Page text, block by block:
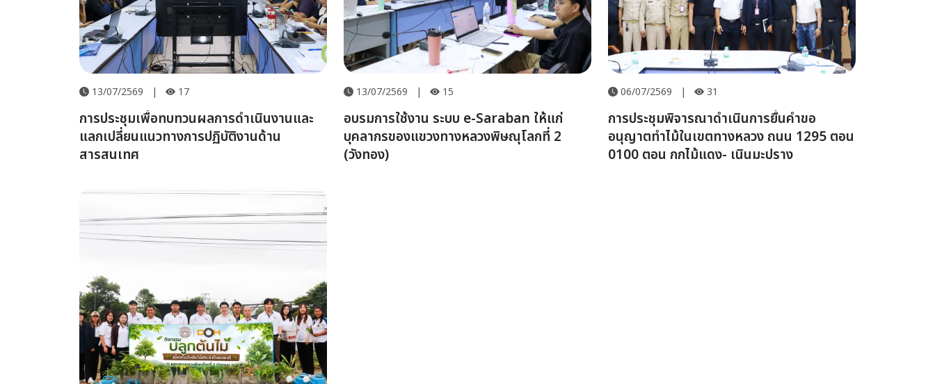
13/07/2569 | 17
การประชุมเพื่อทบทวนผลการดำเนินงานและ
แลกเปลี่ยนแนวทางการปฏิบัติงานด้าน
สารสนเทศ
13/07/2569 | 15
อบรมการใช้งาน ระบบ e-Saraban ให้แก่
บุคลากรของแขวงทางหลวงพิษณุโลกที่ 2
(วังทอง)
06/07/2569 | 31
การประชุมพิจารณาดำเนินการยื่นคำขอ
อนุญาตทำไม้ในเขตทางหลวง ถนน 1295 ตอน
0100 ตอน กกไม้แดง- เนินมะปราง